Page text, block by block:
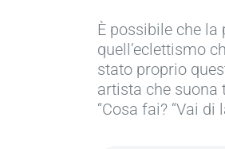
È possibile che
quell’eclettismo
stato proprio
artista che suona
“Cosa fai? “Vai di